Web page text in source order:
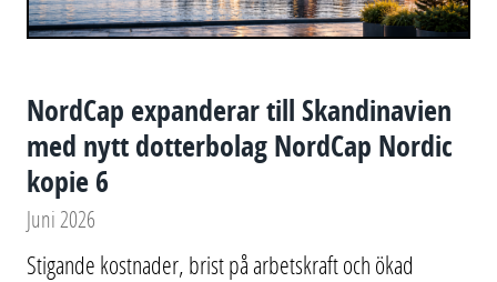
NordCap expanderar till Skandinavien
med nytt dotterbolag NordCap Nordic
kopie 6
Juni 2026
Stigande kostnader, brist på arbetskraft och ökad